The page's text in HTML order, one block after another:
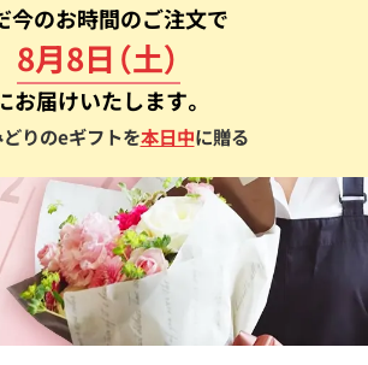
今のお時間のご注文で
8月8日（土）
お届けいたします。
りのeギフトを本日中に贈る